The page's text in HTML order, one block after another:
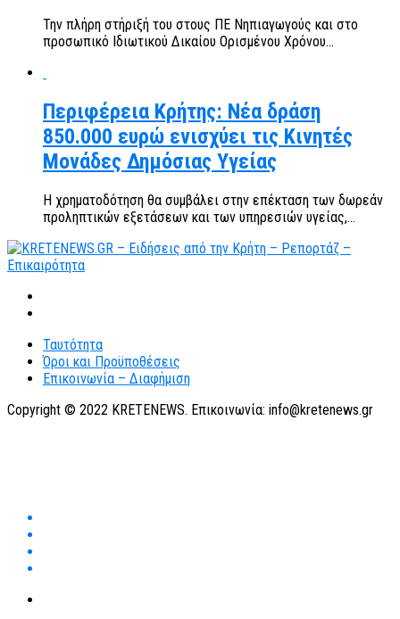
Την πλήρη στήριξή του στους ΠΕ Νηπιαγωγούς και στο
προσωπικό Ιδιωτικού Δικαίου Ορισμένου Χρόνου...
Περιφέρεια Κρήτης: Νέα δράση
850.000 ευρώ ενισχύει τις Κινητές
Μονάδες Δημόσιας Υγείας
Η χρηματοδότηση θα συμβάλει στην επέκταση των δωρεάν
προληπτικών εξετάσεων και των υπηρεσιών υγείας,...
Ταυτότητα
Όροι και Προϋποθέσεις
Επικοινωνία – Διαφήμιση
Copyright © 2022 KRETENEWS. Επικοινωνία: info@kretenews.gr